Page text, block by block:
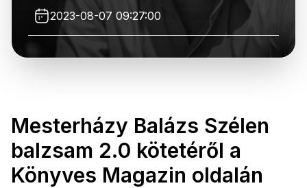
2023-08-07 09:27:00
Mesterházy Balázs Szélen
balzsam 2.0 kötetéről a
Könyves Magazin oldalán